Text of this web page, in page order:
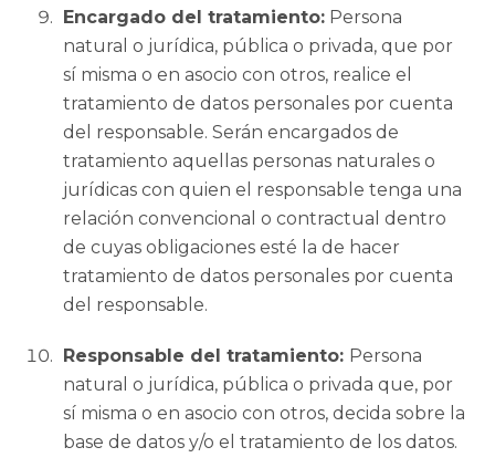
Encargado del tratamiento: Persona
natural o jurídica, pública o privada, que por
sí misma o en asocio con otros, realice el
tratamiento de datos personales por cuenta
del responsable. Serán encargados de
tratamiento aquellas personas naturales o
jurídicas con quien el responsable tenga una
relación convencional o contractual dentro
de cuyas obligaciones esté la de hacer
tratamiento de datos personales por cuenta
del responsable.
Responsable del tratamiento: Persona
natural o jurídica, pública o privada que, por
sí misma o en asocio con otros, decida sobre la
base de datos y/o el tratamiento de los datos.